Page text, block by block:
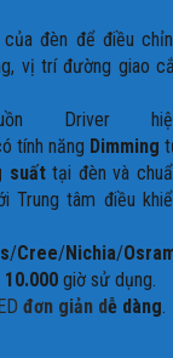
của đèn để điều
vị trí đường giao
Driver
tính năng Dimming
suấttại đèn và
Trung tâm điều
/Cree/Nichia/
10.000 giờ sử dụng.
đơn giản dễ dàng.